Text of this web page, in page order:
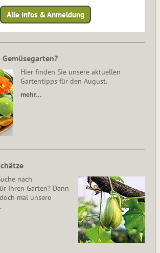
Alle Infos & Anmeldung
Hier finden Sie unsere aktuellen
Gartentipps für den August.
mehr…
nach
Ihren Garten? Dann
mal unsere